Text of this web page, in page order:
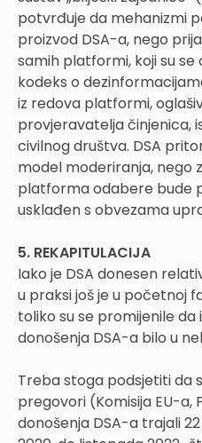
potvrđuje da mehanizmi
proizvod DSA-a, nego
samih platformi, koji su se
kodeks o
iz redova platformi,
provjeravatelja činjenica,
civilnog društva. DSA
model moderiranja, nego
platforma odabere bude
usklađen s obvezama
5. REKAPITULACIJA
Iako je DSA donesen
u praksi još je u početnoj
toliko su se promijenile
donošenja DSA-a bilo u
Treba stoga podsjetiti da
pregovori (Komisija EU-a,
donošenja DSA-a trajali